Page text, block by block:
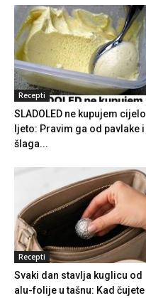
Recepti
SLADOLED ne kupujem cijelo
ljeto: Pravim ga od pavlake i
šlaga...
Recepti
Svaki dan stavlja kuglicu od
alu-folije u tašnu: Kad čujete